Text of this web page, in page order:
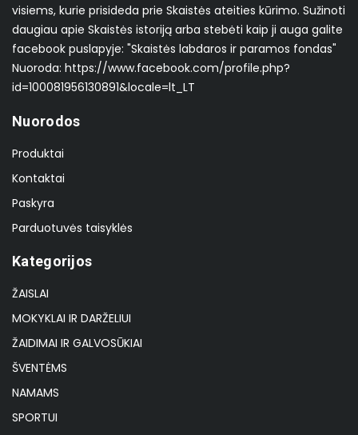
visiems, kurie prisideda prie Skaistės ateities kūrimo. Sužinoti
daugiau apie Skaistės istoriją arba stebėti kaip ji auga galite
facebook puslapyje: "Skaistės labdaros ir paramos fondas"
Nuoroda: https://www.facebook.com/profile.php?
id=100081956130891&locale=lt_LT
Nuorodos
Produktai
Kontaktai
Paskyra
Parduotuvės taisyklės
Kategorijos
ŽAISLAI
MOKYKLAI IR DARŽELIUI
ŽAIDIMAI IR GALVOSŪKIAI
ŠVENTĖMS
NAMAMS
SPORTUI